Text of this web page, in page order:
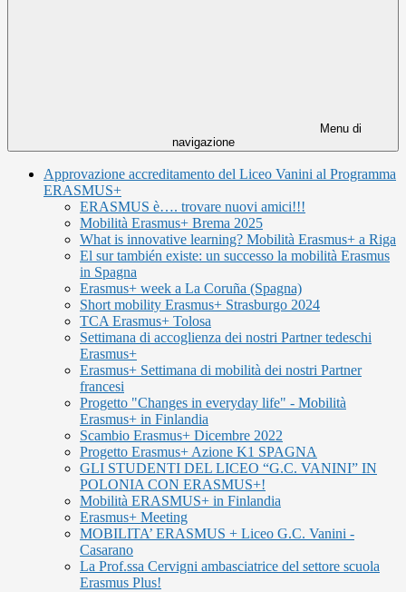
Menu di
navigazione
Approvazione accreditamento del Liceo Vanini al Programma
ERASMUS+
ERASMUS è…. trovare nuovi amici!!!
Mobilità Erasmus+ Brema 2025
What is innovative learning? Mobilità Erasmus+ a Riga
El sur también existe: un successo la mobilità Erasmus
in Spagna
Erasmus+ week a La Coruña (Spagna)
Short mobility Erasmus+ Strasburgo 2024
TCA Erasmus+ Tolosa
Settimana di accoglienza dei nostri Partner tedeschi
Erasmus+
Erasmus+ Settimana di mobilità dei nostri Partner
francesi
Progetto "Changes in everyday life" - Mobilità
Erasmus+ in Finlandia
Scambio Erasmus+ Dicembre 2022
Progetto Erasmus+ Azione K1 SPAGNA
GLI STUDENTI DEL LICEO “G.C. VANINI” IN
POLONIA CON ERASMUS+!
Mobilità ERASMUS+ in Finlandia
Erasmus+ Meeting
MOBILITA’ ERASMUS + Liceo G.C. Vanini -
Casarano
La Prof.ssa Cervigni ambasciatrice del settore scuola
Erasmus Plus!